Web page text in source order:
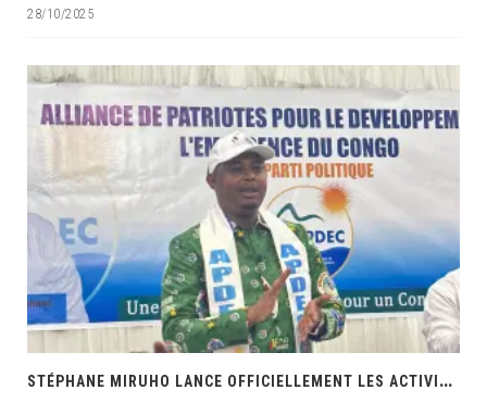
28/10/2025
‎
STÉPHANE MIRUHO LANCE OFFICIELLEMENT LES ACTIVITÉS DE L’ÉCOLE DE SON PARTI APDEC